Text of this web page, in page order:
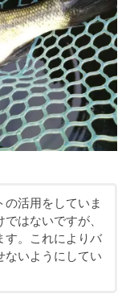
の活用をしていま
はないですが、
す。これによりバ
ないようにしてい